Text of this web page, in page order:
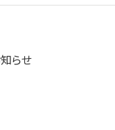
らせ